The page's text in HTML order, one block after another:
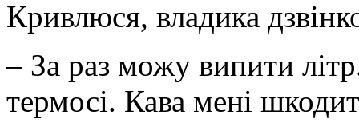
Кривлюся, владика
– За раз можу випити
термосі. Кава мені